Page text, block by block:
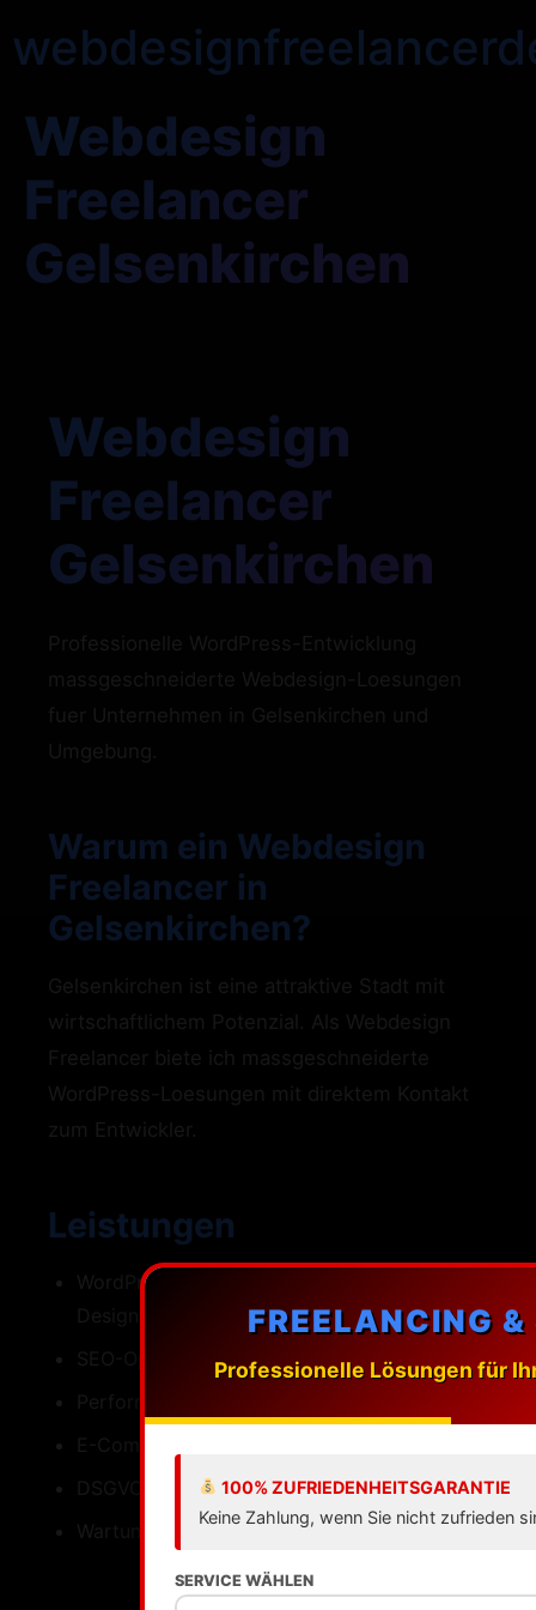
FREELANCING &
Professionelle Lösungen für
100% ZUFRIEDENHEITSGARANTIE
Keine Zahlung, wenn Sie nicht zufrieden
SERVICE WÄHLEN
Webdesign
Freelancer
Gelsenkirchen
Webdesign
Freelancer
Gelsenkirchen
Warum ein Webdesign
Freelancer in
Gelsenkirchen?
Leistungen
WordPress-Webdesign mit individuellen
SEO-Optimierung fuer Gelsenkirchen
DSGVO-konforme Umsetzung
Wartung Updates Backups Support